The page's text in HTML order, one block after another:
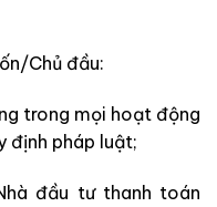
Chủ đầu:
trong mọi hoạt động
định pháp luật;
đầu tư thanh toán